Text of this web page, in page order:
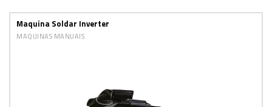
Maquina Soldar Inverter
MAQUINAS MANUAIS